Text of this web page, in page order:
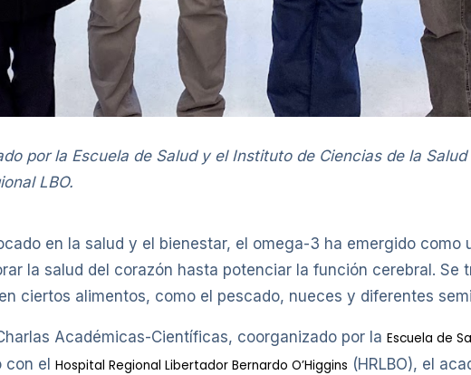
por la Escuela de Salud y el Instituto de Ciencias de la Salud
LBO.
en la salud y el bienestar, el omega-3 ha emergido como
la salud del corazón hasta potenciar la función cerebral. Se
ciertos alimentos, como el pescado, nueces y diferentes
Académicas-Científicas, coorganizado por la Escuela de
con el Hospital Regional Libertador Bernardo O’Higgins (HRLBO), el